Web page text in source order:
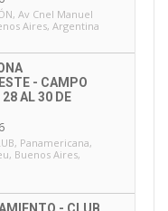
, Av Cnel Manuel
Aires, Argentina
- CAMPO
AL 30 DE
, Panamericana,
Buenos Aires,